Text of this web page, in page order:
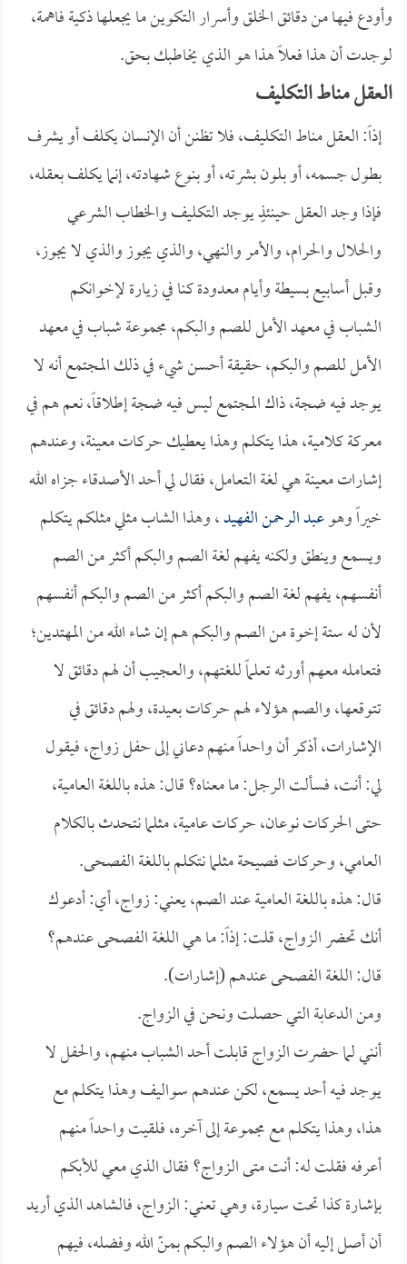
وأودع فيها من دقائق الخلق وأسرار التكوين ما يجعلها ذكية فاهمة،
لوجدت أن هذا فعلاً هذا هو الذي يخاطبك بحق.
العقل مناط التكليف
إذاً: العقل مناط التكليف، فلا تظنن أن الإنسان يكلف أو يشرف
بطول جسمه، أو بلون بشرته، أو بنوع شهادته، إنما يكلف بعقله،
فإذا وجد العقل حينئذٍ يوجد التكليف والخطاب الشرعي
والحلال والحرام، والأمر والنهي، والذي يجوز والذي لا يجوز،
وقبل أسابيع بسيطة وأيام معدودة كنا في زيارة لإخوانكم
الشباب في معهد الأمل للصم والبكم، مجموعة شباب في معهد
الأمل للصم والبكم، حقيقة أحسن شيء في ذلك المجتمع أنه لا
يوجد فيه ضجة، ذاك المجتمع ليس فيه ضجة إطلاقاً، نعم هم في
معركة كلامية، هذا يتكلم وهذا يعطيك حركات معينة، وعندهم
إشارات معينة هي لغة التعامل، فقال لي أحد الأصدقاء جزاه الله
خيراً وهوعبد الرحمن الفهيد، وهذا الشاب مثلي مثلكم يتكلم
ويسمع وينطق ولكنه يفهم لغة الصم والبكم أكثر من الصم
أنفسهم، يفهم لغة الصم والبكم أكثر من الصم والبكم أنفسهم
لأن له ستة إخوة من الصم والبكم هم إن شاء الله من المهتدين؛
فتعامله معهم أورثه تعلماً للغتهم، والعجيب أن لهم دقائق لا
تتوقعها، والصم هؤلاء لهم حركات بعيدة، ولهم دقائق في
الإشارات، أذكر أن واحداً منهم دعاني إلى حفل زواج، فيقول
لي: أنت، فسألت الرجل: ما معناه؟ قال: هذه باللغة العامية،
حتى الحركات نوعان، حركات عامية، مثلما نتحدث بالكلام
العامي، وحركات فصيحة مثلما نتكلم باللغة الفصحى.
قال: هذه باللغة العامية عند الصم، يعني: زواج، أي: أدعوك
أنك تحضر الزواج، قلت: إذاً: ما هي اللغة الفصحى عندهم؟
قال: اللغة الفصحى عندهم (إشارات).
ومن الدعابة التي حصلت ونحن في الزواج.
أنني لما حضرت الزواج قابلت أحد الشباب منهم، والحفل لا
يوجد فيه أحد يسمع، لكن عندهم سواليف وهذا يتكلم مع
هذا، وهذا يتكلم مع مجموعة إلى آخره، فلقيت واحداً منهم
أعرفه فقلت له: أنت متى الزواج؟ فقال الذي معي للأبكم
بإشارة كذا تحت سيارة، وهي تعني: الزواج، فالشاهد الذي أريد
أن أصل إليه أن هؤلاء الصم والبكم بمنّ الله وفضله، فيهم